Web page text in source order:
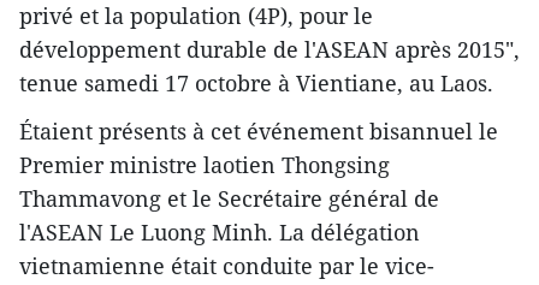
privé et la population (4P), pour le
développement durable de l'ASEAN après 2015",
tenue samedi 17 octobre à Vientiane, au Laos.
Étaient présents à cet événement bisannuel le
Premier ministre laotien Thongsing
Thammavong et le Secrétaire général de
l'ASEAN Le Luong Minh. La délégation
vietnamienne était conduite par le vice-